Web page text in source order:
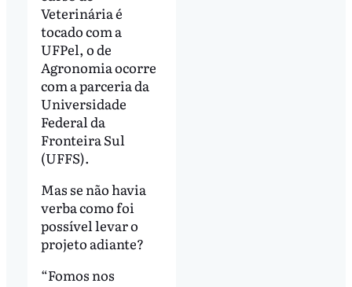
Veterinária é
tocado com a
UFPel, o de
Agronomia ocorre
com a parceria da
Universidade
Federal da
Fronteira Sul
(UFFS).
Mas se não havia
verba como foi
possível levar o
projeto adiante?
“Fomos nos